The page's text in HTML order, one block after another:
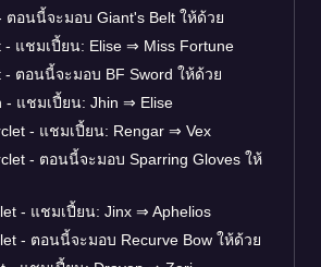
ตอนนี้จะมอบ Giant's Belt ให้ด้วย
- แชมเปี้ยน: Elise ⇒ Miss Fortune
- ตอนนี้จะมอบ BF Sword ให้ด้วย
- แชมเปี้ยน: Jhin ⇒ Elise
- แชมเปี้ยน: Rengar ⇒ Vex
- ตอนนี้จะมอบ Sparring Gloves ให้
- แชมเปี้ยน: Jinx ⇒ Aphelios
- ตอนนี้จะมอบ Recurve Bow ให้ด้วย